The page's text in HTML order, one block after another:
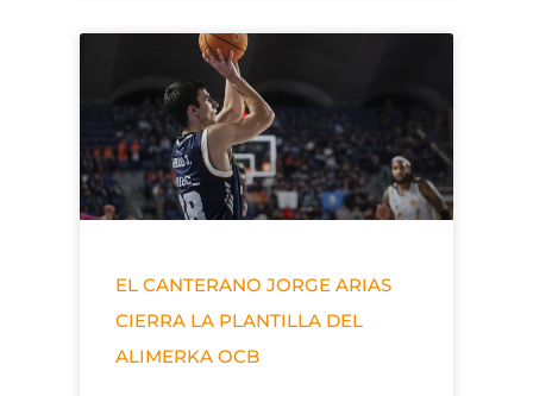
EL CANTERANO JORGE ARIAS
CIERRA LA PLANTILLA DEL
ALIMERKA OCB